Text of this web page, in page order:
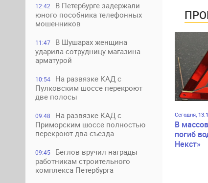
12:42
В Петербурге задержали
юного пособника телефонных
мошенников
11:47
В Шушарах женщина
ударила сотрудницу магазина
арматурой
10:54
На развязке КАД с
Пулковским шоссе перекроют
две полосы
09:48
На развязке КАД с
Приморским шоссе полностью
перекроют два съезда
09:45
Беглов вручил награды
работникам строительного
комплекса Петербурга
Сегодня,
В
погиб
Некст»